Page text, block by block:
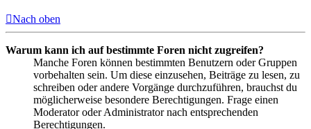
Nach oben
Warum kann ich auf bestimmte Foren nicht zugreifen?
Manche Foren können bestimmten Benutzern oder Gruppen
vorbehalten sein. Um diese einzusehen, Beiträge zu lesen, zu
schreiben oder andere Vorgänge durchzuführen, brauchst du
möglicherweise besondere Berechtigungen. Frage einen
Moderator oder Administrator nach entsprechenden
Berechtigungen.